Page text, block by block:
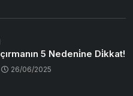
5 Nedeni̇ne Di̇kkat!
26/06/2025